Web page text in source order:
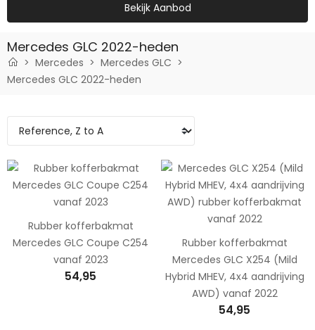
Bekijk Aanbod
Mercedes GLC 2022-heden
Mercedes
Mercedes GLC
Mercedes GLC 2022-heden
Rubber kofferbakmat
Mercedes GLC Coupe C254
vanaf 2023
54,95
Rubber kofferbakmat
Mercedes GLC X254 (Mild
Hybrid MHEV, 4x4 aandrijving
AWD) vanaf 2022
54,95